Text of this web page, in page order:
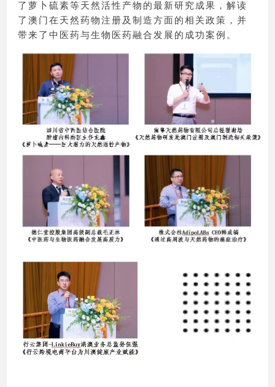
了萝卜硫素等天然活性产物的最新研究成果，解读
了澳门在天然药物注册及制造方面的相关政策，并
带来了中医药与生物医药融合发展的成功案例。